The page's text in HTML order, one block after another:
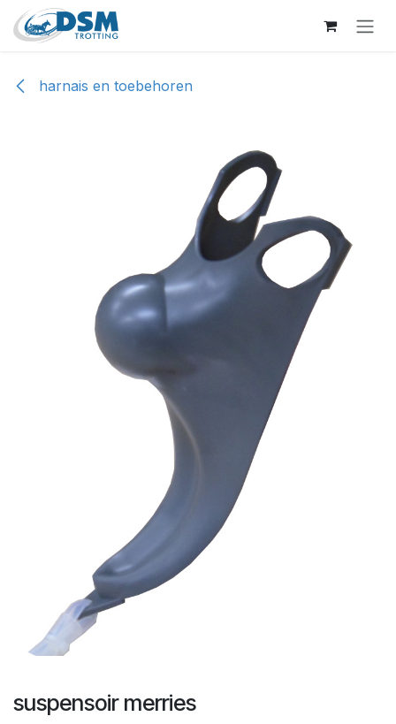
Overslaan naar inhoud
harnais en toebehoren
suspensoir merries